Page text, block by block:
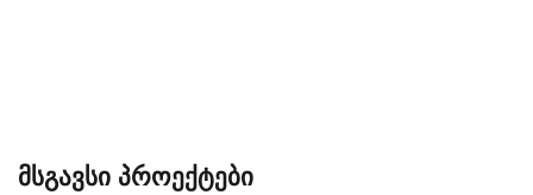
მსგავსი პროექტები